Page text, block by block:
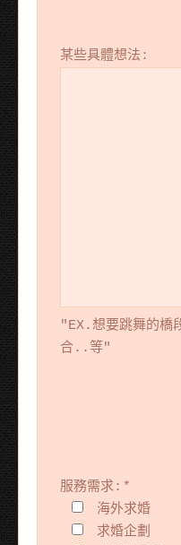
某些具體想法:
"EX.想要跳舞的橋
合..等"
服務需求: *
海外求婚
求婚企劃